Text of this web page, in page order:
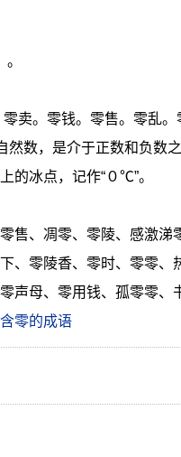
卖。零钱。零售。零乱。
数，是介于正数和负数之
的冰点，记作“０℃”。
售、凋零、零陵、感激涕
、零陵香、零时、零零、
声母、零用钱、孤零零、
含零的成语